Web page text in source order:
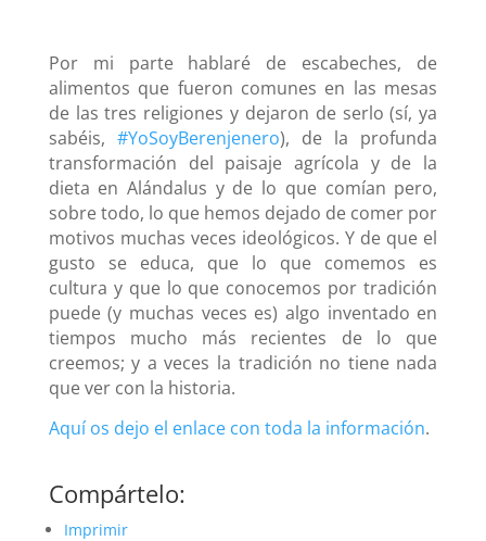
Por mi parte hablaré de escabeches, de
alimentos que fueron comunes en las mesas
de las tres religiones y dejaron de serlo (sí, ya
sabéis, #YoSoyBerenjenero), de la profunda
transformación del paisaje agrícola y de la
dieta en Alándalus y de lo que comían pero,
sobre todo, lo que hemos dejado de comer por
motivos muchas veces ideológicos. Y de que el
gusto se educa, que lo que comemos es
cultura y que lo que conocemos por tradición
puede (y muchas veces es) algo inventado en
tiempos mucho más recientes de lo que
creemos; y a veces la tradición no tiene nada
que ver con la historia.
Aquí os dejo el enlace con toda la información.
Compártelo:
Imprimir